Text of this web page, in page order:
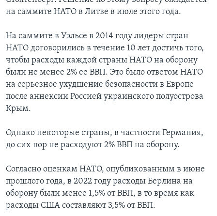
на саммите НАТО в Литве в июле этого года.
На саммите в Уэльсе в 2014 году лидеры стран
НАТО договорились в течение 10 лет достичь того,
чтобы расходы каждой страны НАТО на оборону
были не менее 2% ее ВВП. Это было ответом НАТО
на серьезное ухудшение безопасности в Европе
после аннексии Россией украинского полуострова
Крым.
Однако некоторые страны, в частности Германия,
до сих пор не расходуют 2% ВВП на оборону.
Согласно оценкам НАТО, опубликованным в июне
прошлого года, в 2022 году расходы Берлина на
оборону были менее 1,5% от ВВП, в то время как
расходы США составляют 3,5% от ВВП.